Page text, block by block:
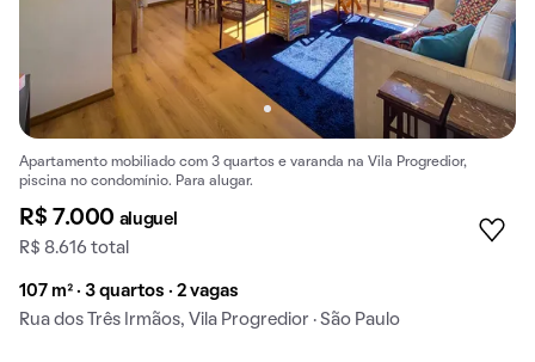
Apartamento mobiliado com 3 quartos e varanda na Vila Progredior,
piscina no condomínio. Para alugar.
R$ 7.000 aluguel
R$ 8.616 total
107 m² · 3 quartos · 2 vagas
Rua dos Três Irmãos, Vila Progredior · São Paulo